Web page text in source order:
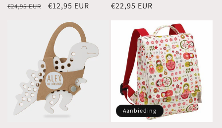
Normale
€24,95 EUR Aanbiedingsprijs
€12,95 EUR
Normale
€22,95 EUR
Aanbieding